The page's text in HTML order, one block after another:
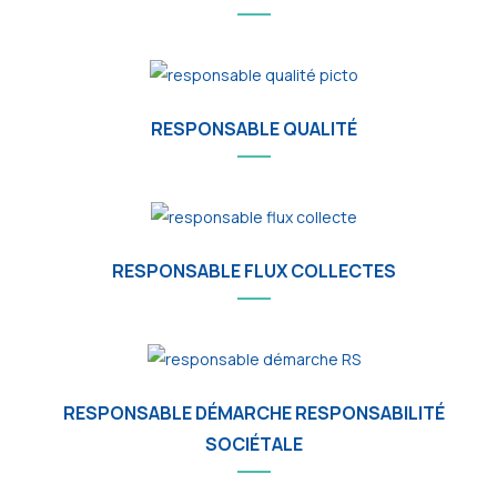
RESPONSABLE QUALITÉ
RESPONSABLE FLUX COLLECTES
RESPONSABLE DÉMARCHE RESPONSABILITÉ
SOCIÉTALE